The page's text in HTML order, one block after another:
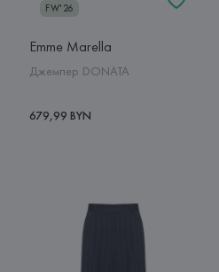
FW'26
Emme Marella
Джемпер DONATA
679,99 BYN